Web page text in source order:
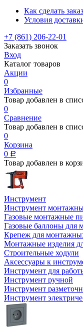
Как сделать заказ
Условия
+7 (861) 206-22-01
Заказать звонок
Вход
Каталог товаров
Акции
0
Избранные
Товар добавлен в
0
Сравнение
Товар добавлен в
0
Корзина
0 Р
Товар добавлен в
Инструмент
Инструмент
Газовые монтажные
Газовые баллоны для
Крепеж для
Монтажные изделия
Строительные ходули
Аксессуары к
Инструмент для
Инструмент ручной
Инструмент
Инструмент